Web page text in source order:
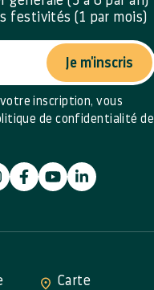
festivités (1 par mois)
inscription, vous
de confidentialité de
Je m'inscris
Carte